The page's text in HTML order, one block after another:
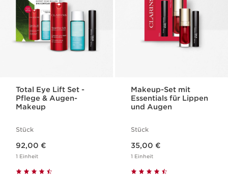
Total Eye Lift Set -
Pflege & Augen-
Makeup
Stück
92,00 €
1 Einheit
Makeup-Set mit
Essentials für Lippen
und Augen
Stück
35,00 €
1 Einheit